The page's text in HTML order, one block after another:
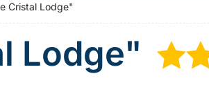
Cristal Lodge"
Lodge"